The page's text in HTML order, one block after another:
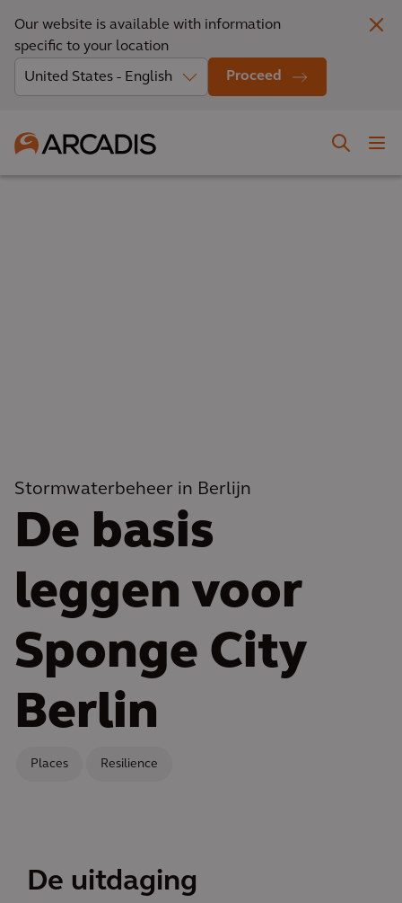
Our website is available with information
specific to your location
Proceed
Stormwaterbeheer in Berlijn
De basis
leggen voor
Sponge City
Berlin
Places Resilience
De uitdaging